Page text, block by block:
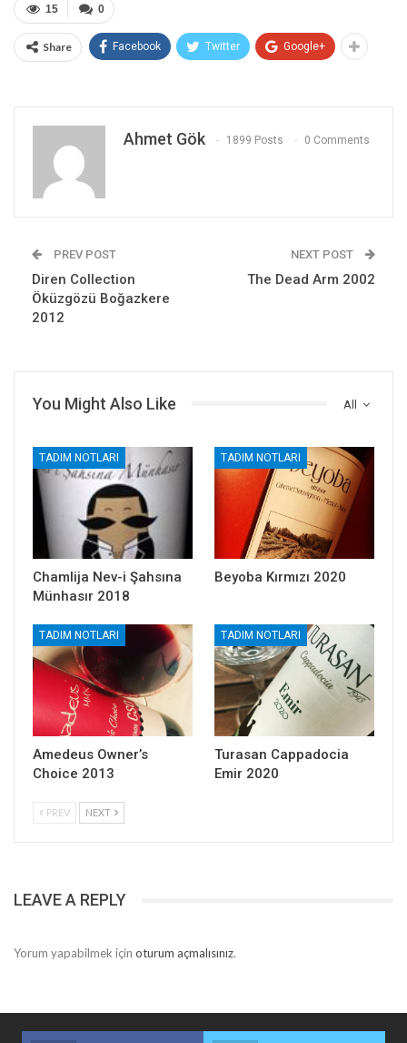
0
15
Share Facebook Twitter Google+
Ahmet Gök 1899 Posts 0 Comments
PREV POST
Diren Collection
Öküzgözü Boğazkere
2012
NEXT POST
The Dead Arm 2002
All
You Might Also Like
TADIM NOTLARI
Chamlija Nev-i Şahsına
Münhasır 2018
TADIM NOTLARI
Beyoba Kırmızı 2020
TADIM NOTLARI
Amedeus Owner’s
Choice 2013
TADIM NOTLARI
Turasan Cappadocia
Emir 2020
PREV NEXT
LEAVE A REPLY
Yorum yapabilmek için oturum açmalısınız.